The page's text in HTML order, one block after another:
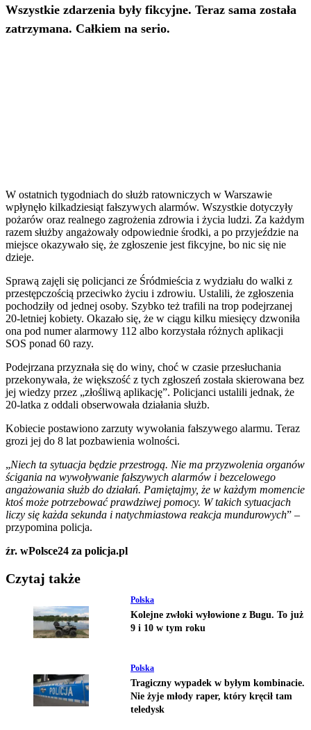
Wszystkie zdarzenia były fikcyjne. Teraz sama została
zatrzymana. Całkiem na serio.
W ostatnich tygodniach do służb ratowniczych w Warszawie
wpłynęło kilkadziesiąt fałszywych alarmów. Wszystkie dotyczyły
pożarów oraz realnego zagrożenia zdrowia i życia ludzi. Za każdym
razem służby angażowały odpowiednie środki, a po przyjeździe na
miejsce okazywało się, że zgłoszenie jest fikcyjne, bo nic się nie
dzieje.
Sprawą zajęli się policjanci ze Śródmieścia z wydziału do walki z
przestępczością przeciwko życiu i zdrowiu. Ustalili, że zgłoszenia
pochodziły od jednej osoby. Szybko też trafili na trop podejrzanej
20-letniej kobiety. Okazało się, że w ciągu kilku miesięcy dzwoniła
ona pod numer alarmowy 112 albo korzystała różnych aplikacji
SOS ponad 60 razy.
Podejrzana przyznała się do winy, choć w czasie przesłuchania
przekonywała, że większość z tych zgłoszeń została skierowana bez
jej wiedzy przez „złośliwą aplikację”. Policjanci ustalili jednak, że
20-latka z oddali obserwowała działania służb.
Kobiecie postawiono zarzuty wywołania fałszywego alarmu. Teraz
grozi jej do 8 lat pozbawienia wolności.
„Niech ta sytuacja będzie przestrogą. Nie ma przyzwolenia organów
ścigania na wywoływanie fałszywych alarmów i bezcelowego
angażowania służb do działań. Pamiętajmy, że w każdym momencie
ktoś może potrzebować prawdziwej pomocy. W takich sytuacjach
liczy się każda sekunda i natychmiastowa reakcja mundurowych” –
przypomina policja.
źr. wPolsce24 za policja.pl
Czytaj także
Polska
Kolejne zwłoki wyłowione z Bugu. To już
9 i 10 w tym roku
Polska
Tragiczny wypadek w byłym kombinacie.
Nie żyje młody raper, który kręcił tam
teledysk